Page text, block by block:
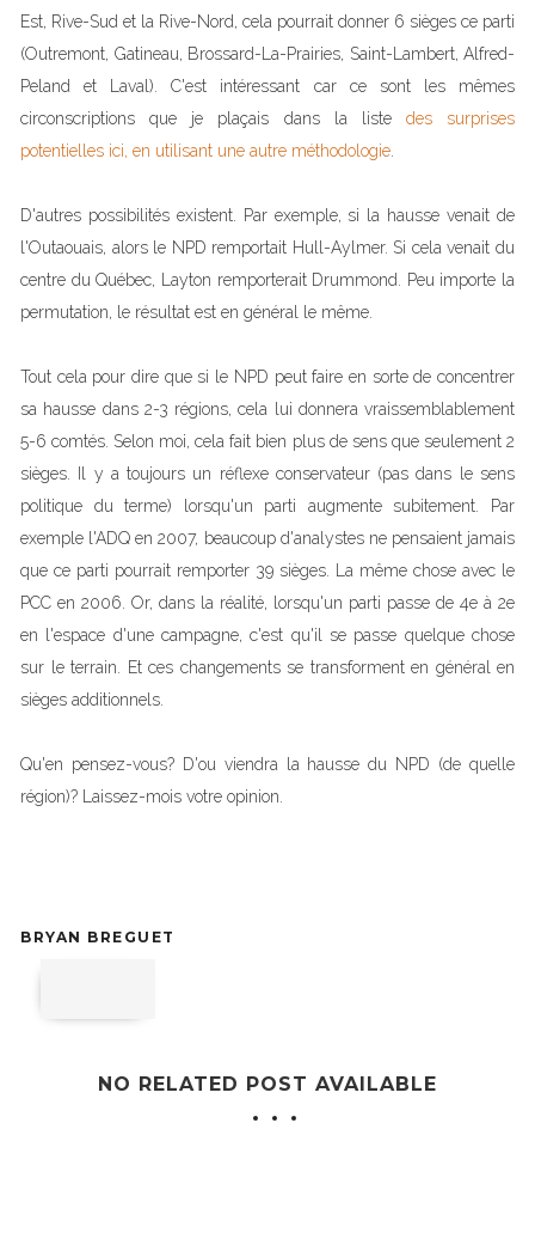
Est, Rive-Sud et la Rive-Nord, cela pourrait donner 6 sièges ce parti
(Outremont, Gatineau, Brossard-La-Prairies, Saint-Lambert, Alfred-
Peland et Laval). C'est intéressant car ce sont les mêmes
circonscriptions que je plaçais dans la liste des surprises
potentielles ici, en utilisant une autre méthodologie
D'autres possibilités existent. Par exemple, si la hausse venait de
l'Outaouais, alors le NPD remportait Hull-Aylmer. Si cela venait du
centre du Québec, Layton remporterait Drummond. Peu importe la
permutation, le résultat est en général le même.
Tout cela pour dire que si le NPD peut faire en sorte de concentrer
sa hausse dans 2-3 régions, cela lui donnera vraissemblablement
5-6 comtés. Selon moi, cela fait bien plus de sens que seulement 2
sièges. Il y a toujours un réflexe conservateur (pas dans le sens
politique du terme) lorsqu'un parti augmente subitement. Par
exemple l'ADQ en 2007, beaucoup d'analystes ne pensaient jamais
que ce parti pourrait remporter 39 sièges. La même chose avec le
PCC en 2006. Or, dans la réalité, lorsqu'un parti passe de 4e à 2e
en l'espace d'une campagne, c'est qu'il se passe quelque chose
sur le terrain. Et ces changements se transforment en général en
sièges additionnels.
Qu'en pensez-vous? D'ou viendra la hausse du NPD (de quelle
région)? Laissez-mois votre opinion.
BRYAN BREGUET
NO RELATED POST AVAILABLE